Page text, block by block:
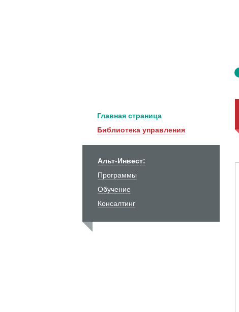
Главная страница
Библиотека управления
Альт-Инвест:
Программы
Обучение
Консалтинг